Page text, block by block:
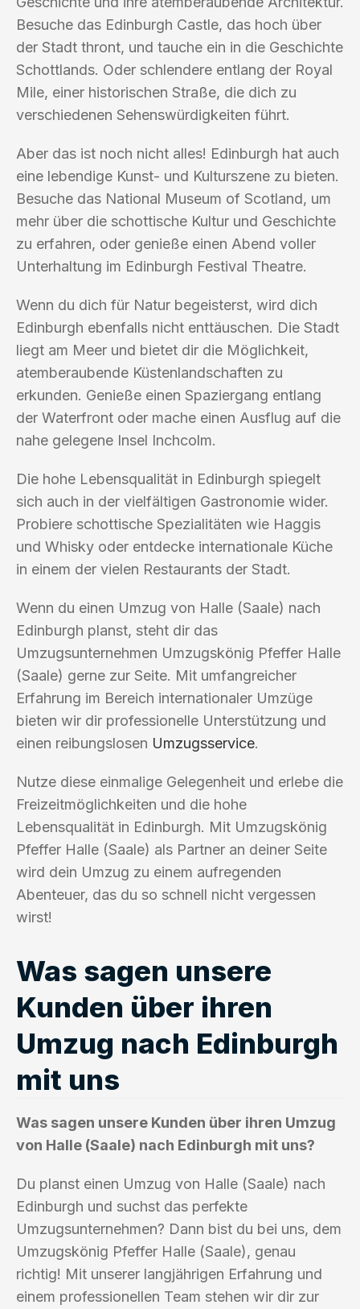
Besuche das Edinburgh Castle, das hoch über
der Stadt thront, und tauche ein in die Geschichte
Schottlands. Oder schlendere entlang der Royal
Mile, einer historischen Straße, die dich zu
verschiedenen Sehenswürdigkeiten führt.
Aber das ist noch nicht alles! Edinburgh hat auch
eine lebendige Kunst- und Kulturszene zu bieten.
Besuche das National Museum of Scotland, um
mehr über die schottische Kultur und Geschichte
zu erfahren, oder genieße einen Abend voller
Unterhaltung im Edinburgh Festival Theatre.
Wenn du dich für Natur begeisterst, wird dich
Edinburgh ebenfalls nicht enttäuschen. Die Stadt
liegt am Meer und bietet dir die Möglichkeit,
atemberaubende Küstenlandschaften zu
erkunden. Genieße einen Spaziergang entlang
der Waterfront oder mache einen Ausflug auf die
nahe gelegene Insel Inchcolm.
Die hohe Lebensqualität in Edinburgh spiegelt
sich auch in der vielfältigen Gastronomie wider.
Probiere schottische Spezialitäten wie Haggis
und Whisky oder entdecke internationale Küche
in einem der vielen Restaurants der Stadt.
Wenn du einen Umzug von Halle (Saale) nach
Edinburgh planst, steht dir das
Umzugsunternehmen Umzugskönig Pfeffer Halle
(Saale) gerne zur Seite. Mit umfangreicher
Erfahrung im Bereich internationaler Umzüge
bieten wir dir professionelle Unterstützung und
einen reibungslosen Umzugsservice.
Nutze diese einmalige Gelegenheit und erlebe die
Freizeitmöglichkeiten und die hohe
Lebensqualität in Edinburgh. Mit Umzugskönig
Pfeffer Halle (Saale) als Partner an deiner Seite
wird dein Umzug zu einem aufregenden
Abenteuer, das du so schnell nicht vergessen
wirst!
Was sagen unsere
Kunden über ihren
Umzug nach Edinburgh
mit uns
Was sagen unsere Kunden über ihren Umzug
von Halle (Saale) nach Edinburgh mit uns?
Du planst einen Umzug von Halle (Saale) nach
Edinburgh und suchst das perfekte
Umzugsunternehmen? Dann bist du bei uns, dem
Umzugskönig Pfeffer Halle (Saale), genau
richtig! Mit unserer langjährigen Erfahrung und
einem professionellen Team stehen wir dir zur